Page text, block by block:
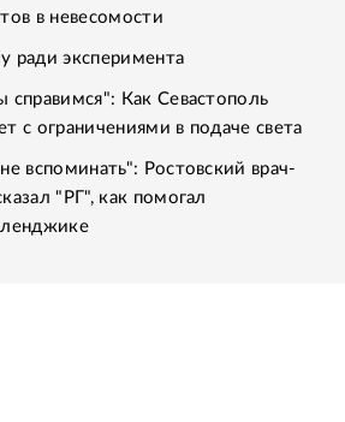
в невесомости
ради эксперимента
справимся": Как Севастополь
с ограничениями в подаче света
вспоминать": Ростовский врач-
"РГ", как помогал